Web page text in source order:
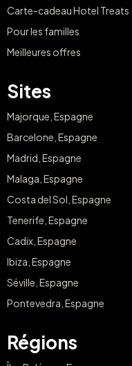
Carte-cadeau Hotel Treats
Pour les familles
Meilleures offres
Sites
Majorque, Espagne
Barcelone, Espagne
Madrid, Espagne
Malaga, Espagne
Costa del Sol, Espagne
Tenerife, Espagne
Cadix, Espagne
Ibiza, Espagne
Séville, Espagne
Pontevedra, Espagne
Régions